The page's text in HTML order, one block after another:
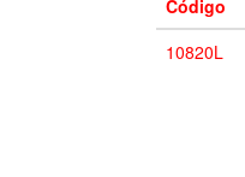
Código
10820L